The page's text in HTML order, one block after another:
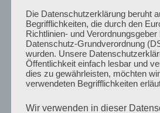
Die Datenschutzerklärung beruht
Begrifflichkeiten, die durch den
Richtlinien- und
Datenschutz-Grundverordnung
wurden. Unsere
Öffentlichkeit einfach lesbar und
dies zu gewährleisten, möchten
verwendeten Begrifflichkeiten
Wir verwenden in dieser